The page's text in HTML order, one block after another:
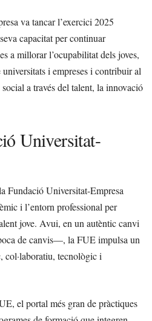
va tancar l’exercici 2025
capacitat per continuar
a millorar l’ocupabilitat dels joves,
i empreses i contribuir al
a través del talent, la innovació
Universitat-
Fundació Universitat-Empresa
i l’entorn professional per
jove. Avui, en un autèntic canvi
de canvis—, la FUE impulsa un
col·laboratiu, tecnològic i
el portal més gran de pràctiques